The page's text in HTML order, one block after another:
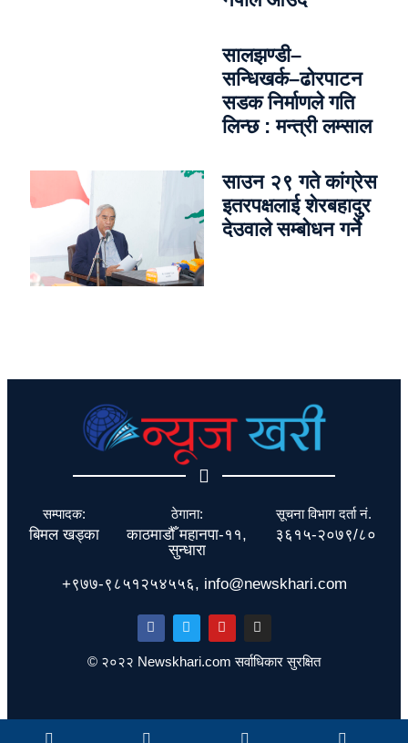
सालझण्डी–
सन्धिखर्क–ढोरपाटन
सडक निर्माणले गति
लिन्छ : मन्त्री लम्साल
साउन २९ गते कांग्रेस
इतरपक्षलाई शेरबहादुर
देउवाले सम्बोधन गर्ने
सम्पादक:
बिमल खड्का
ठेगाना:
काठमाडौँ महानपा-११,
सुन्धारा
सूचना विभाग दर्ता नं.
३६१५-२०७९/८०
+९७७-९८५१२५४५५६, info@newskhari.com
© २०२२ Newskhari.com सर्वाधिकार सुरक्षित